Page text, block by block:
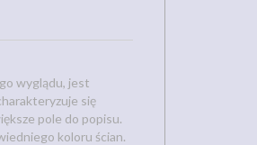
wyglądu, jest
się
pole do popisu.
koloru ścian.